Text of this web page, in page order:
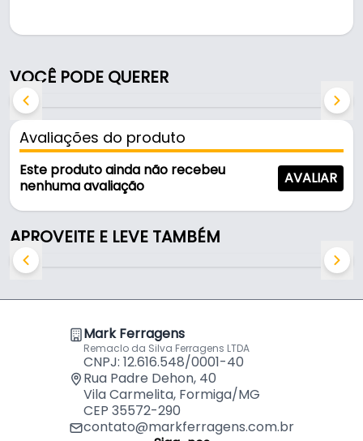
Fabricado em Aço com acabamento zincado
branco, é resistente e durável no uso diário.
Características:
- Marca: Borgh
- Modelo: Drywall 7 x 65 mm Zincado Branco
- Material: Aço
- Tipo de parafuso: Chumbador
- Superfícies recomendadas: Parede
VOCÊ PODE QUERER
Avaliações do produto
Este produto ainda não recebeu
nenhuma avaliação
AVALIAR
APROVEITE E LEVE TAMBÉM
Mark Ferragens
Remaclo da Silva Ferragens LTDA
CNPJ: 12.616.548/0001-40
Rua Padre Dehon, 40
Vila Carmelita, Formiga/MG
CEP 35572-290
contato@markferragens.com.br